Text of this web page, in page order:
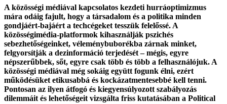
A közösségi médiával kapcsolatos kezdeti hurráoptimizmus
mára odáig fajult, hogy a társadalom és a politika minden
gondjáért-bajáért a techcégeket tesszük felelőssé. A
közösségimédia-platformok kihasználják pszichés
sebezhetőségeinket, véleménybuborékba zárnak minket,
felgyorsítják a dezinformáció terjedését – mégis, egyre
népszerűbbek, sőt, egyre csak több és több a felhasználójuk. A
közösségi médiával még sokáig együtt fogunk élni, ezért
működésüket etikusabbá és kockázatmentesebbé kell tenni.
Pontosan az ilyen átfogó és kiegyensúlyozott szabályozás
dilemmáit és lehetőségeit vizsgálta friss kutatásában a Political